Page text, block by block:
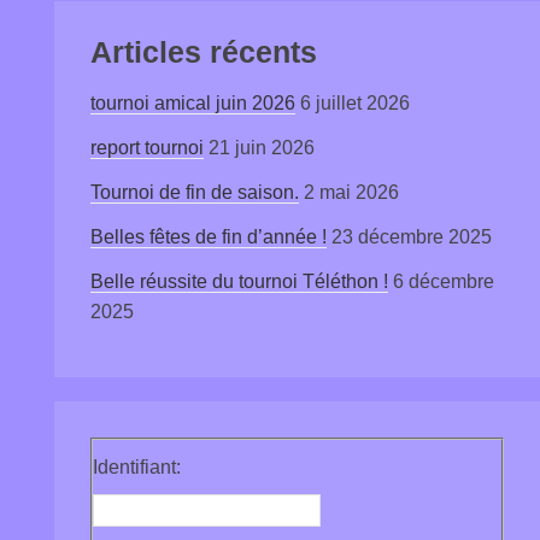
Articles récents
tournoi amical juin 2026 6 juillet 2026
report tournoi 21 juin 2026
Tournoi de fin de saison. 2 mai 2026
Belles fêtes de fin d’année ! 23 décembre 2025
Belle réussite du tournoi Téléthon ! 6 décembre
2025
Identifiant: